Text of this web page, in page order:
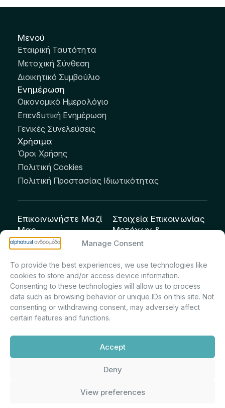
Manage Consent
To provide the best experiences, we use technologies like
cookies to store and/or access device information.
Consenting to these technologies will allow us to process
data such as browsing behavior or unique IDs on this site. Not
consenting or withdrawing consent, may adversely affect
certain features and functions.
Accept
Deny
View preferences
Μενού
Εταιρική Ταυτότητα
Μετοχική Σύνθεση
Διοικητικό Συμβούλιο
Ενημέρωση
Οικονομικό Ημερολόγιο
Επενδυτική Ενημέρωση
Γενικές Συνελεύσεις
Χρήσιμα
Όροι Χρήσης
Πολιτική Cookies
Πολιτική Προστασίας Ιδιωτικότητας
Επικοινωνήστε Μαζί
Μας
info@andromeda.eu
Οδός Αριστείδου 1,
Κηφισιά Τ.Κ. 14561
Στοιχεία Επικοινωνίας
Μετόχων &
Επενδυτών:
Πρίντσιου – Corporate
Secretary & Investor
Relations – Τμήμα
Μετοχολογίου –
Ανακοινώσεων
m.printsiou@andromeda.eu